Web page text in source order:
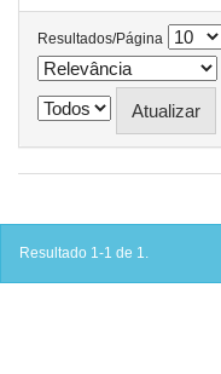
Resultados/Página
Resultado 1-1 de 1.